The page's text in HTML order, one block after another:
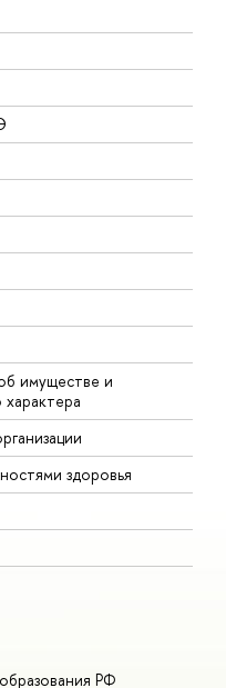
имуществе и
характера
здоровья
РФ